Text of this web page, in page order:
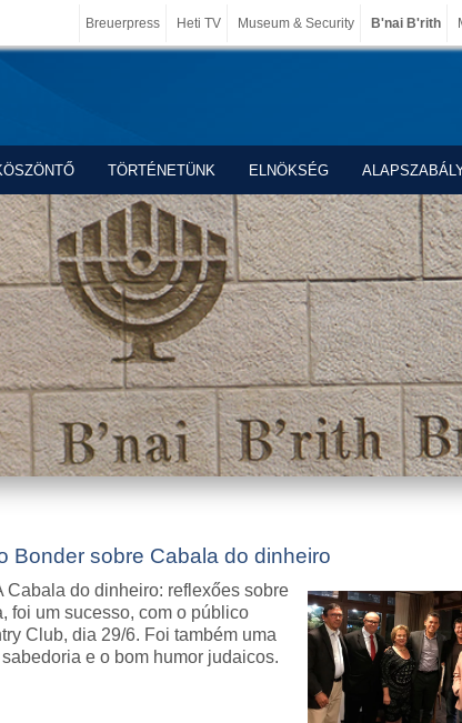
Breuerpress Heti TV Museum & Security B'nai B'rith
TÖRTÉNETÜNK ELNÖKSÉG
Bonder sobre Cabala do dinheiro
Cabala do dinheiro: reflexőes sobre
foi um sucesso, com o público
Club, dia 29/6. Foi também uma
e o bom humor judaicos.